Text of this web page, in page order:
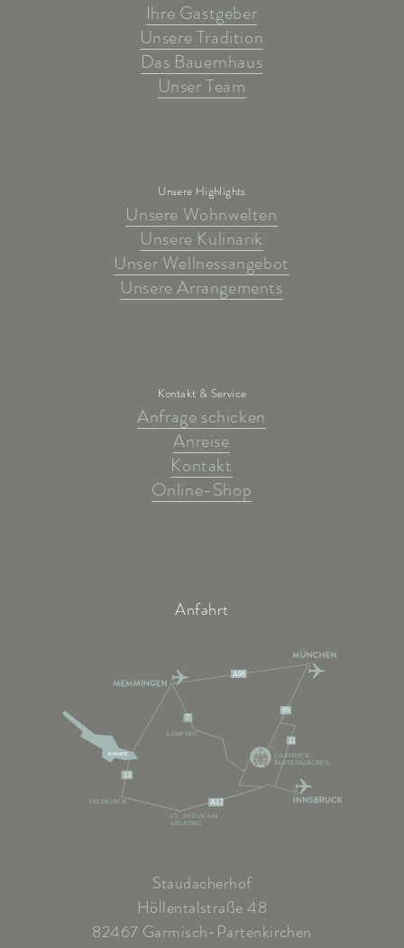
Ihre Gastgeber
Unsere Tradition
Das Bauernhaus
Unser Team
Unsere Highlights
Unsere Wohnwelten
Unsere Kulinarik
Unser Wellnessangebot
Unsere Arrangements
Kontakt & Service
Anfrage schicken
Anreise
Kontakt
Online-Shop
Anfahrt
A96
95
11
7
A12
13
KEMPTEN
ST. ANTON AM
ARLBERG
FELDKIRCH
GARMISCH-
PARTENKIRCHEN
Staudacherhof
Höllentalstraße 48
82467 Garmisch-Partenkirchen